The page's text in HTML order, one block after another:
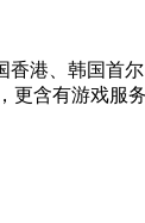
香港、韩国首
更含有游戏